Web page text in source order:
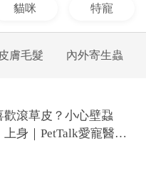
貓咪 特寵
皮膚毛髮 內外寄生蟲
歡滾草皮？小心壁蝨
上身｜PetTalk愛寵醫師